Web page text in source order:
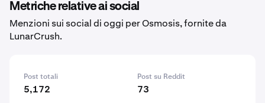
Metriche relative ai social
Menzioni sui social di oggi per Osmosis, fornite da
LunarCrush.
Post totali
5,172
Post su Reddit
73